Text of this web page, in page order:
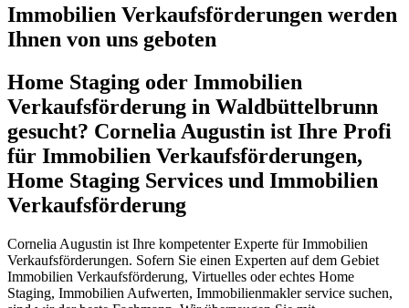
Immobilien Verkaufsförderungen werden
Ihnen von uns geboten
Home Staging oder Immobilien
Verkaufsförderung in Waldbüttelbrunn
gesucht? Cornelia Augustin ist Ihre Profi
für Immobilien Verkaufsförderungen,
Home Staging Services und Immobilien
Verkaufsförderung
Cornelia Augustin ist Ihre kompetenter Experte für Immobilien
Verkaufsförderungen. Sofern Sie einen Experten auf dem Gebiet
Immobilien Verkaufsförderung, Virtuelles oder echtes Home
Staging, Immobilien Aufwerten, Immobilienmakler service suchen,